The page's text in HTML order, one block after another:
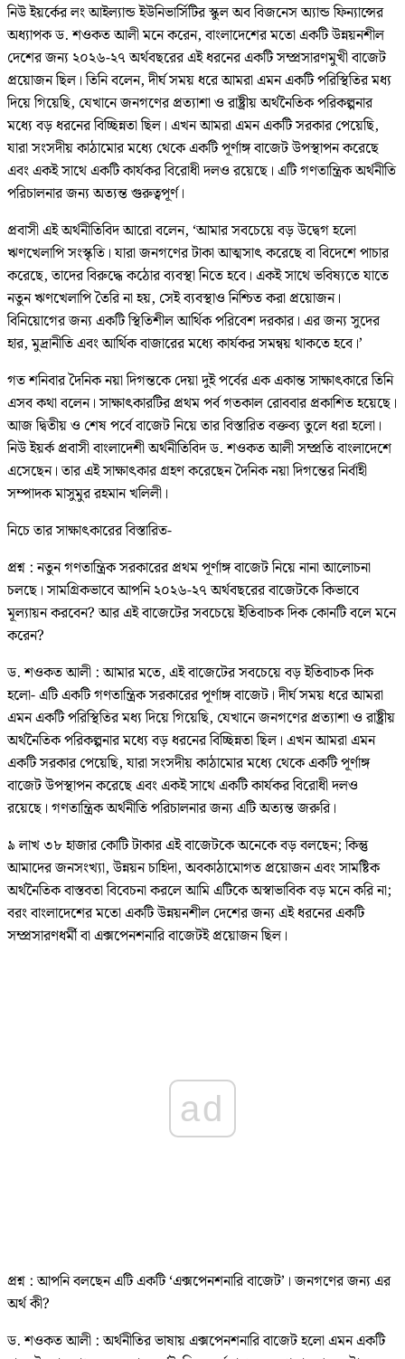
নিউ ইয়র্কের লং আইল্যান্ড ইউনিভার্সিটির স্কুল অব বিজনেস অ্যান্ড ফিন্যান্সের
অধ্যাপক ড. শওকত আলী মনে করেন, বাংলাদেশের মতো একটি উন্নয়নশীল
দেশের জন্য ২০২৬-২৭ অর্থবছরের এই ধরনের একটি সম্প্রসারণমুখী বাজেট
প্রয়োজন ছিল। তিনি বলেন, দীর্ঘ সময় ধরে আমরা এমন একটি পরিস্থিতির মধ্য
দিয়ে গিয়েছি, যেখানে জনগণের প্রত্যাশা ও রাষ্ট্রীয় অর্থনৈতিক পরিকল্পনার
মধ্যে বড় ধরনের বিচ্ছিন্নতা ছিল। এখন আমরা এমন একটি সরকার পেয়েছি,
যারা সংসদীয় কাঠামোর মধ্যে থেকে একটি পূর্ণাঙ্গ বাজেট উপস্থাপন করেছে
এবং একই সাথে একটি কার্যকর বিরোধী দলও রয়েছে। এটি গণতান্ত্রিক অর্থনীতি
পরিচালনার জন্য অত্যন্ত গুরুত্বপূর্ণ।
প্রবাসী এই অর্থনীতিবিদ আরো বলেন, ‘আমার সবচেয়ে বড় উদ্বেগ হলো
ঋণখেলাপি সংস্কৃতি। যারা জনগণের টাকা আত্মসাৎ করেছে বা বিদেশে পাচার
করেছে, তাদের বিরুদ্ধে কঠোর ব্যবস্থা নিতে হবে। একই সাথে ভবিষ্যতে যাতে
নতুন ঋণখেলাপি তৈরি না হয়, সেই ব্যবস্থাও নিশ্চিত করা প্রয়োজন।
বিনিয়োগের জন্য একটি স্থিতিশীল আর্থিক পরিবেশ দরকার। এর জন্য সুদের
হার, মুদ্রানীতি এবং আর্থিক বাজারের মধ্যে কার্যকর সমন্বয় থাকতে হবে।’
গত শনিবার দৈনিক নয়া দিগন্তকে দেয়া দুই পর্বের এক একান্ত সাক্ষাৎকারে তিনি
এসব কথা বলেন। সাক্ষাৎকারটির প্রথম পর্ব গতকাল রোববার প্রকাশিত হয়েছে।
আজ দ্বিতীয় ও শেষ পর্বে বাজেট নিয়ে তার বিস্তারিত বক্তব্য তুলে ধরা হলো।
নিউ ইয়র্ক প্রবাসী বাংলাদেশী অর্থনীতিবিদ ড. শওকত আলী সম্প্রতি বাংলাদেশে
এসেছেন। তার এই সাক্ষাৎকার গ্রহণ করেছেন দৈনিক নয়া দিগন্তের নির্বাহী
সম্পাদক মাসুমুর রহমান খলিলী।
নিচে তার সাক্ষাৎকারের বিস্তারিত-
প্রশ্ন : নতুন গণতান্ত্রিক সরকারের প্রথম পূর্ণাঙ্গ বাজেট নিয়ে নানা আলোচনা
চলছে। সামগ্রিকভাবে আপনি ২০২৬-২৭ অর্থবছরের বাজেটকে কিভাবে
মূল্যায়ন করবেন? আর এই বাজেটের সবচেয়ে ইতিবাচক দিক কোনটি বলে মনে
করেন?
ড. শওকত আলী : আমার মতে, এই বাজেটের সবচেয়ে বড় ইতিবাচক দিক
হলো- এটি একটি গণতান্ত্রিক সরকারের পূর্ণাঙ্গ বাজেট। দীর্ঘ সময় ধরে আমরা
এমন একটি পরিস্থিতির মধ্য দিয়ে গিয়েছি, যেখানে জনগণের প্রত্যাশা ও রাষ্ট্রীয়
অর্থনৈতিক পরিকল্পনার মধ্যে বড় ধরনের বিচ্ছিন্নতা ছিল। এখন আমরা এমন
একটি সরকার পেয়েছি, যারা সংসদীয় কাঠামোর মধ্যে থেকে একটি পূর্ণাঙ্গ
বাজেট উপস্থাপন করেছে এবং একই সাথে একটি কার্যকর বিরোধী দলও
রয়েছে। গণতান্ত্রিক অর্থনীতি পরিচালনার জন্য এটি অত্যন্ত জরুরি।
৯ লাখ ৩৮ হাজার কোটি টাকার এই বাজেটকে অনেকে বড় বলছেন; কিন্তু
আমাদের জনসংখ্যা, উন্নয়ন চাহিদা, অবকাঠামোগত প্রয়োজন এবং সামষ্টিক
অর্থনৈতিক বাস্তবতা বিবেচনা করলে আমি এটিকে অস্বাভাবিক বড় মনে করি না;
বরং বাংলাদেশের মতো একটি উন্নয়নশীল দেশের জন্য এই ধরনের একটি
সম্প্রসারণধর্মী বা এক্সপেনশনারি বাজেটই প্রয়োজন ছিল।
ad
প্রশ্ন : আপনি বলছেন এটি একটি ‘এক্সপেনশনারি বাজেট’। জনগণের জন্য এর
অর্থ কী?
ড. শওকত আলী : অর্থনীতির ভাষায় এক্সপেনশনারি বাজেট হলো এমন একটি